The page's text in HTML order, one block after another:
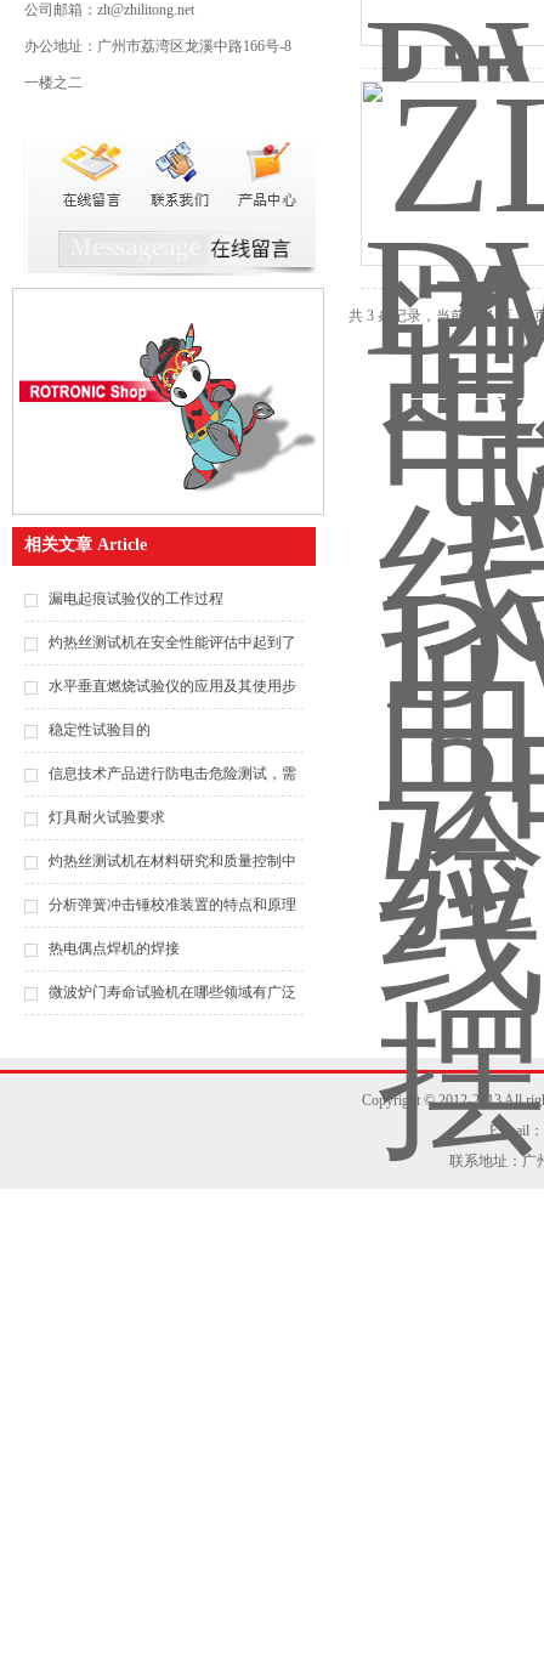
公司邮箱：zlt@zhilitong.net
办公地址：广州市荔湾区龙溪中路166号-8
一楼之二
相关文章 Article
漏电起痕试验仪的工作过程
灼热丝测试机在安全性能评估中起到了
什么作用？
水平垂直燃烧试验仪的应用及其使用步
骤，你都知道吗？
稳定性试验目的
信息技术产品进行防电击危险测试，需
要什么仪器？（之一）
灯具耐火试验要求
灼热丝测试机在材料研究和质量控制中
的应用
分析弹簧冲击锤校准装置的特点和原理
热电偶点焊机的焊接
微波炉门寿命试验机在哪些领域有广泛
共 3 条记录，当前 1 / 1 页
Copyright © 2012-2013 All
E_mail
联系地址：广